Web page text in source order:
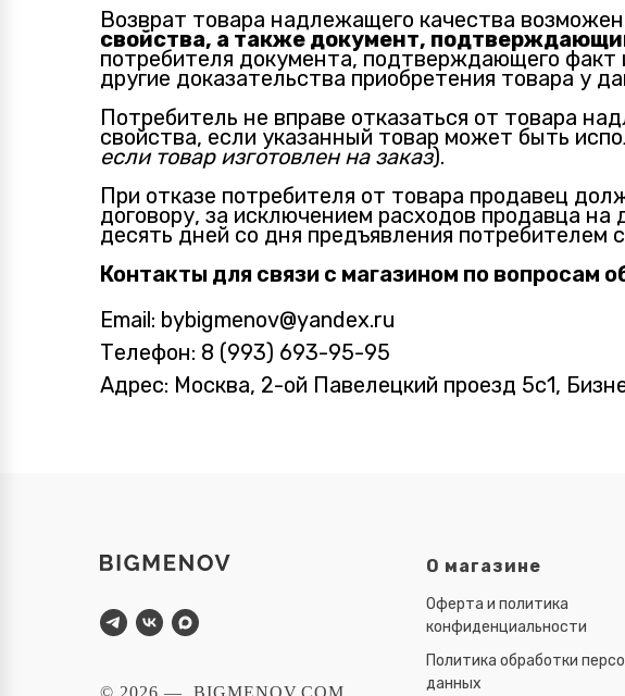
Возврат товара надлежащего качества
свойства, а также документ,
потребителя документа, подтверждающего факт
другие доказательства приобретения товара у
Потребитель не вправе отказаться от товара
свойства, если указанный товар может быть
если товар изготовлен на заказ).
При отказе потребителя от товара продавец
договору, за исключением расходов продавца
десять дней со дня предъявления потребителем
Контакты для связи с магазином по вопросам
Email: bybigmenov@yandex.ru
Телефон: 8 (993) 693-95-95
Адрес: Москва, 2-ой Павелецкий проезд 5с1,
© 2026 — BIGMENOV.COM
О магазине
Оферта и политика
конфиденциальности
Политика обработки
данных